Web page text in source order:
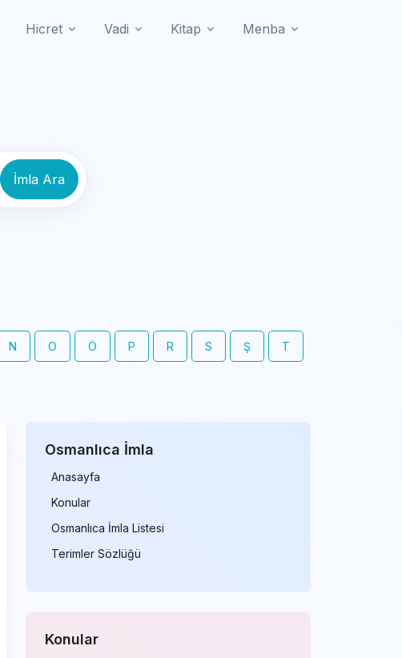
Hicret Vadi Kitap Menba
İmla Ara
N O Ö P R S Ş T
Osmanlıca İmla
Anasayfa
Konular
Osmanlıca İmla Listesi
Terimler Sözlüğü
Konular